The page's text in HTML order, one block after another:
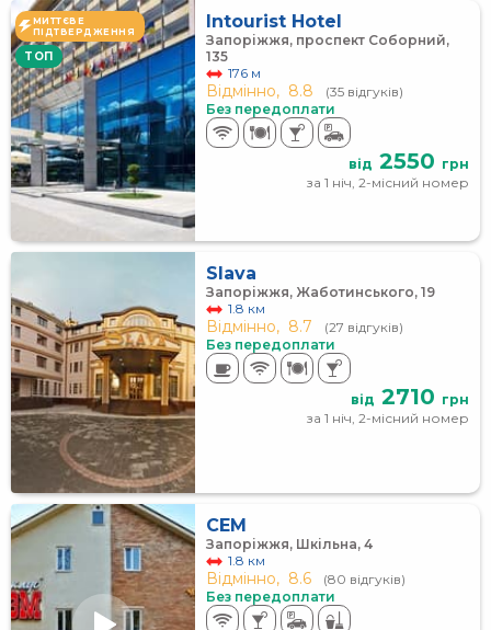
МИТТЄВЕ
ПІДТВЕРДЖЕННЯ
TOП
Intourist Hotel
Запоріжжя, проспект Соборний,
135
176 м
Відмінно, 8.8
(35 відгуків)
Без передоплати
від 2550 грн
за 1 ніч, 2-місний номер
Slava
Запоріжжя, Жаботинського, 19
1.8 км
Відмінно, 8.7
(27 відгуків)
Без передоплати
від 2710 грн
за 1 ніч, 2-місний номер
СЕМ
Запоріжжя, Шкільна, 4
1.8 км
Відмінно, 8.6
(80 відгуків)
Без передоплати